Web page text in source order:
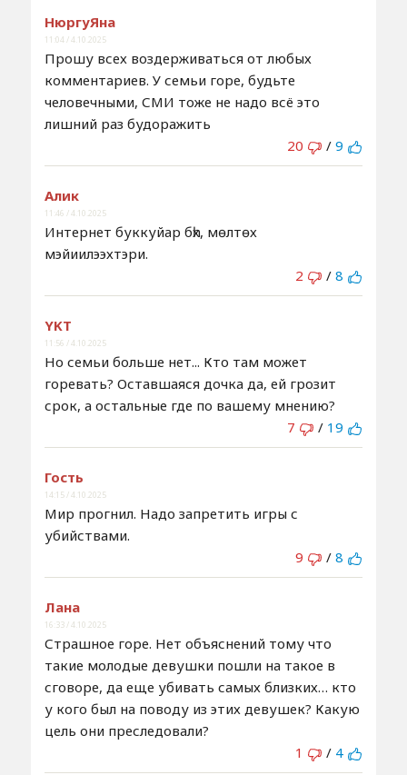
НюргуЯна
11:04 / 4.10.2025
Прошу всех воздерживаться от любых
комментариев. У семьи горе, будьте
человечными, СМИ тоже не надо всё это
лишний раз будоражить
20
/ 9
Алик
11:46 / 4.10.2025
Интернет буккуйар бһх, мөлтөх
мэйиилээхтэри.
2
/ 8
YKT
11:56 / 4.10.2025
Но семьи больше нет... Кто там может
горевать? Оставшаяся дочка да, ей грозит
срок, а остальные где по вашему мнению?
7
/ 19
Гость
14:15 / 4.10.2025
Мир прогнил. Надо запретить игры с
убийствами.
9
/ 8
Лана
16:33 / 4.10.2025
Страшное горе. Нет объяснений тому что
такие молодые девушки пошли на такое в
сговоре, да еще убивать самых близких… кто
у кого был на поводу из этих девушек? Какую
цель они преследовали?
1
/ 4